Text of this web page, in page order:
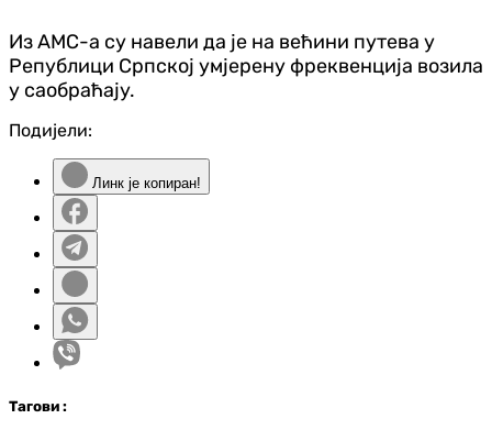
Из АМС-а су навели да је на већини путева у
Републици Српској умјерену фреквенција возила
у саобраћају.
Подијели:
Линк је копиран!
Тагови :